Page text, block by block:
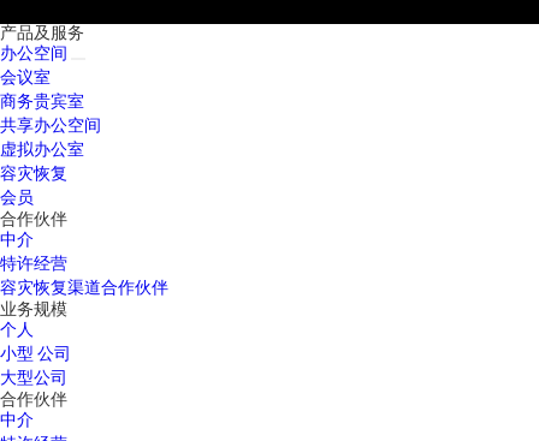
产品及服务
办公空间
会议室
商务贵宾室
共享办公空间
虚拟办公室
容灾恢复
会员
合作伙伴
中介
特许经营
容灾恢复渠道合作伙伴
业务规模
个人
小型 公司
大型公司
合作伙伴
中介